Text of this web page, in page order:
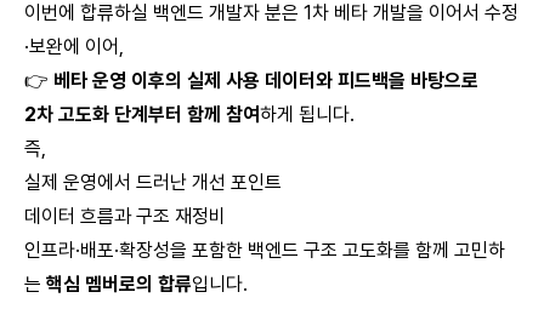
이번에 합류하실 백엔드 개발자 분은 1차 베타 개발을 이어서 수정
·보완에 이어,
👉 베타 운영 이후의 실제 사용 데이터와 피드백을 바탕으로
2차 고도화 단계부터 함께 참여하게 됩니다.
즉,
실제 운영에서 드러난 개선 포인트
데이터 흐름과 구조 재정비
인프라·배포·확장성을 포함한 백엔드 구조 고도화를 함께 고민하
는 핵심 멤버로의 합류입니다.